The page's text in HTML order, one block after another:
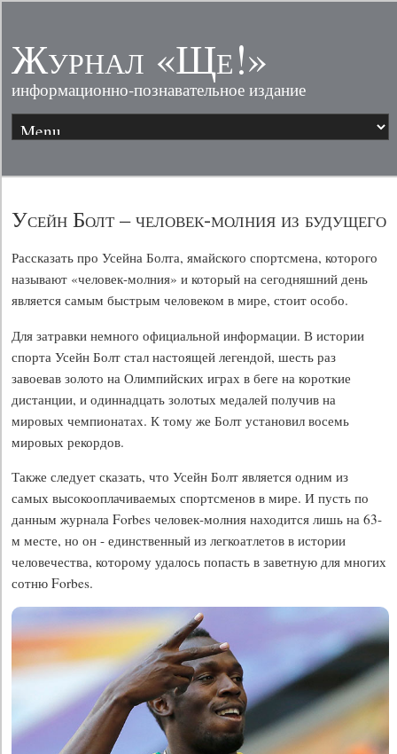
Журнал «Ще!»
информационно-познавательное издание
Усейн Болт – человек-молния из будущего
Рассказать про Усейна Болта, ямайского спортсмена, которого
называют «человек-молния» и который на сегодняшний день
является самым быстрым человеком в мире, стоит особо.
Для затравки немного официальной информации. В истории
спорта Усейн Болт стал настоящей легендой, шесть раз
завоевав золото на Олимпийских играх в беге на короткие
дистанции, и одиннадцать золотых медалей получив на
мировых чемпионатах. К тому же Болт установил восемь
мировых рекордов.
Также следует сказать, что Усейн Болт является одним из
самых высокооплачиваемых спортсменов в мире. И пусть по
данным журнала Forbes человек-молния находится лишь на 63-
м месте, но он - единственный из легкоатлетов в истории
человечества, которому удалось попасть в заветную для многих
сотню Forbes.